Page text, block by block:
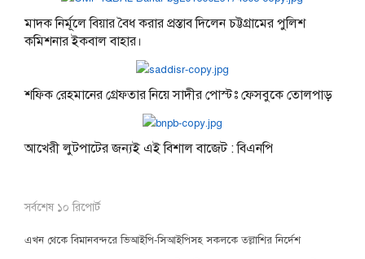
মাদক নির্মূলে বিয়ার বৈধ করার প্রস্তাব দিলেন চট্টগ্রামের পুলিশ
কমিশনার ইকবাল বাহার।
শফিক রেহমানের গ্রেফতার নিয়ে সাদীর পোস্টঃ ফেসবুকে তোলপাড়
আখেরী লুটপাটের জন্যই এই বিশাল বাজেট : বিএনপি
সর্বশেষ ১০ রিপোর্ট
এখন থেকে বিমানবন্দরে ভিআইপি-সিআইপিসহ সকলকে তল্লাশির নির্দেশ